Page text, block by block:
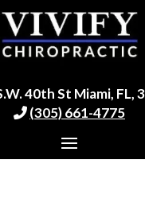
40th St Miami, FL,
(305) 661-4775